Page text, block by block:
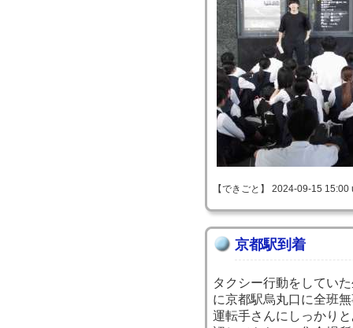
【できごと】 2024-09-15
京都駅到着
タクシー行動をしてい
に京都駅烏丸口に全班
運転手さんにしっかり